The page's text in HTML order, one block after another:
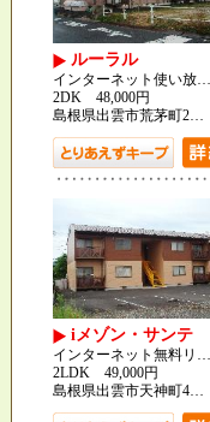
ルーラル
インターネット使い放…
2DK 48,000円
島根県出雲市荒茅町2…
iメゾン・サンテ
インターネット無料リ…
2LDK 49,000円
島根県出雲市天神町4…